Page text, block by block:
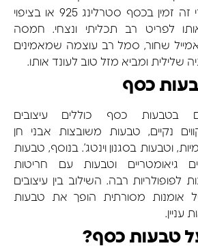
תרבותית. פריט ייחודי זה זמין בכסף סטרלינג 925 או בציפוי
לפריט רב תכליתי ונצחי. חמסה
שחור, סמל רב עוצמה שמאמינים
שלילית ומביא מזל טוב לעונד אותו.
כסף
בטבעות כסף כוללים עיצובים
נקיים, טבעות משובצות אבני חן
וטבעות בסגנון וינטג’. בנוסף, טבעות
גיאומטריים וטבעות עם חריטות
לפופולריות רבה. השילוב בין עיצובים
של אומנות מסורתית הופך את טבעות
עניין.
טבעות כסף?